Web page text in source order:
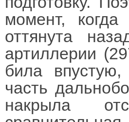
момент,
оттянута
артиллерии
била
часть
накрыла